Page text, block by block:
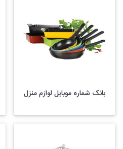
بانک شماره موبایل لوازم منزل